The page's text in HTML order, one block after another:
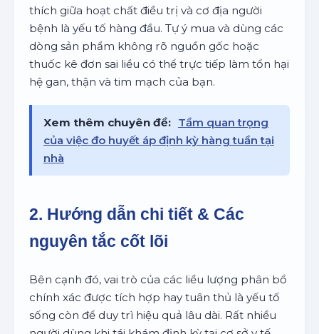
thích giữa hoạt chất điều trị và cơ địa người
bệnh là yếu tố hàng đầu. Tự ý mua và dùng các
dòng sản phẩm không rõ nguồn gốc hoặc
thuốc kê đơn sai liều có thể trực tiếp làm tổn hại
hệ gan, thận và tim mạch của bạn.
Xem thêm chuyên đề: Tầm quan trọng
của việc đo huyết áp định kỳ hàng tuần tại
nhà
2. Hướng dẫn chi tiết & Các
nguyên tắc cốt lõi
Bên cạnh đó, vai trò của các liều lượng phân bổ
chính xác được tích hợp hay tuân thủ là yếu tố
sống còn để duy trì hiệu quả lâu dài. Rất nhiều